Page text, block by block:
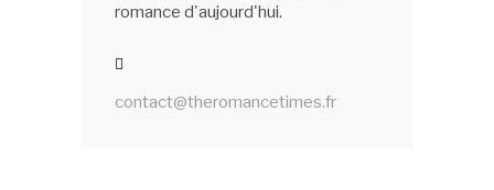
romance d'aujourd'hui.
contact@theromancetimes.fr